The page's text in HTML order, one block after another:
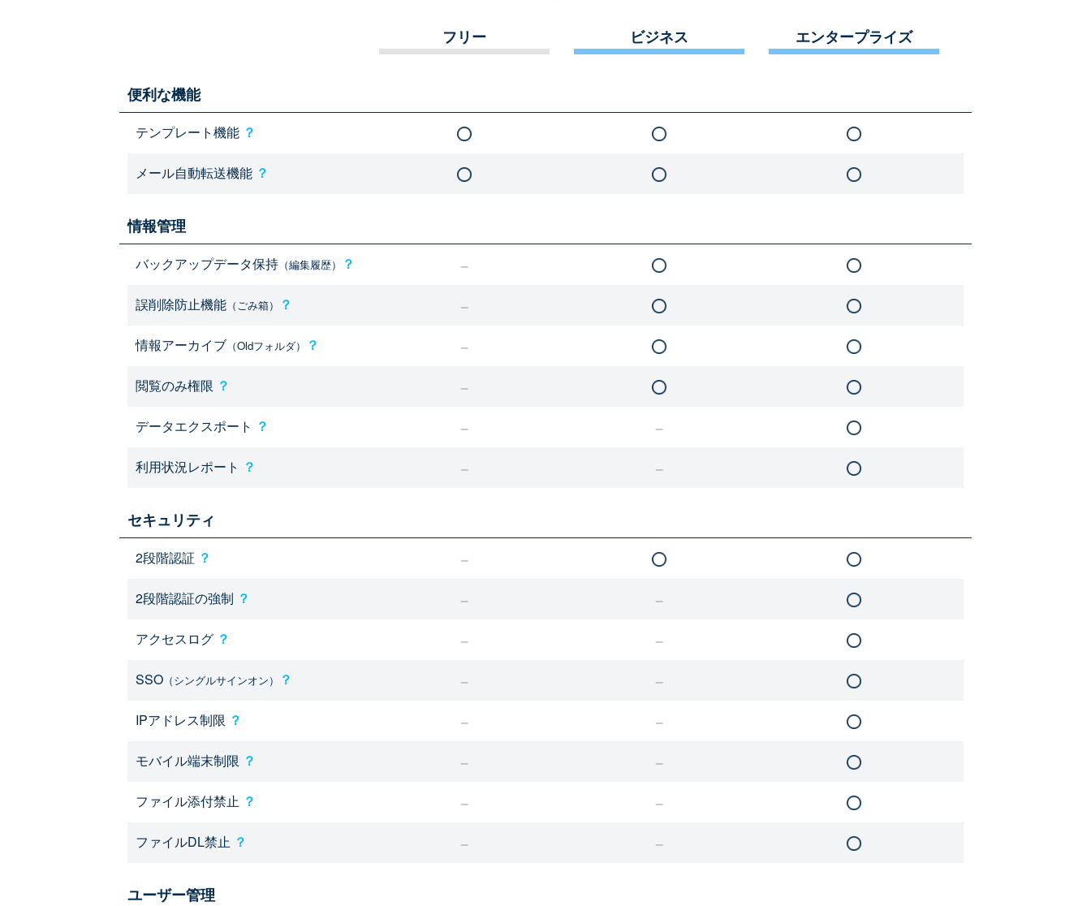
フリー ビジネス エンタープライズ
便利な機能
テンプレート機能 ？
メール自動転送機能 ？
情報管理
バックアップデータ保持 （編集履歴） ？
誤削除防止機能 （ごみ箱） ？
情報アーカイブ （Oldフォルダ） ？
閲覧のみ権限 ？
データエクスポート ？
利用状況レポート ？
セキュリティ
2段階認証 ？
2段階認証の強制 ？
アクセスログ ？
SSO （シングルサインオン） ？
IPアドレス制限 ？
モバイル端末制限 ？
ファイル添付禁止 ？
ファイルDL禁止 ？
ユーザー管理